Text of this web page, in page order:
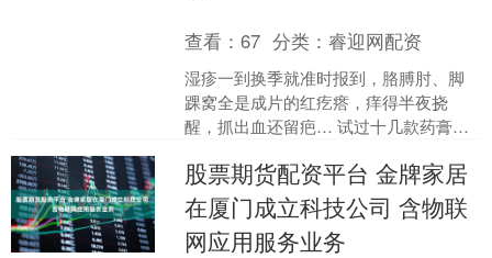
查看：67 分类：睿迎网配资
湿疹一到换季就准时报到，胳膊肘、脚
踝窝全是成片的红疙瘩，痒得半夜挠
醒，抓出血还留疤… 试过十几款药膏，
❌ ▪️某米松乳膏（激....
股票期货配资平台 金牌家居
在厦门成立科技公司 含物联
网应用服务业务